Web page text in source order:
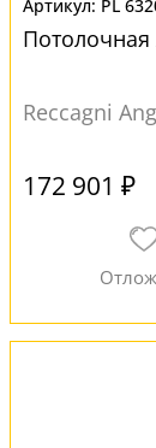
PL
Потолочная
Reccagni
172 901 ₽